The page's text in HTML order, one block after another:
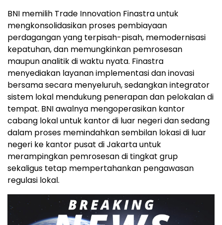
BNI memilih Trade Innovation Finastra untuk
mengkonsolidasikan proses pembiayaan
perdagangan yang terpisah-pisah, memodernisasi
kepatuhan, dan memungkinkan pemrosesan
maupun analitik di waktu nyata. Finastra
menyediakan layanan implementasi dan inovasi
bersama secara menyeluruh, sedangkan integrator
sistem lokal mendukung penerapan dan pelokalan di
tempat. BNI awalnya mengoperasikan kantor
cabang lokal untuk kantor di luar negeri dan sedang
dalam proses memindahkan sembilan lokasi di luar
negeri ke kantor pusat di Jakarta untuk
merampingkan pemrosesan di tingkat grup
sekaligus tetap mempertahankan pengawasan
regulasi lokal.